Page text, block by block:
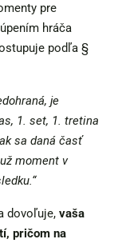
pre
hráča
podľa §
je
1. set, 1. tretina
sa daná časť
moment v
dovoľuje, vaša
pričom na